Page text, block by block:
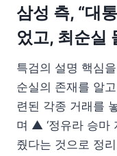
삼성 측, “대
었고, 최순실
특검의 설명 핵심
순실의 존재를 알
련된 각종 거래를
며 ▲ ‘정유라 승마
줬다는 것으로 정